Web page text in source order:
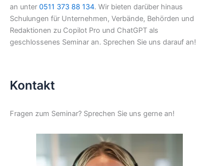
an unter 0511 373 88 134. Wir bieten darüber hinaus
Schulungen für Unternehmen, Verbände, Behörden und
Redaktionen zu Copilot Pro und ChatGPT als
geschlossenes Seminar an. Sprechen Sie uns darauf an!
Kontakt
Fragen zum Seminar? Sprechen Sie uns gerne an!